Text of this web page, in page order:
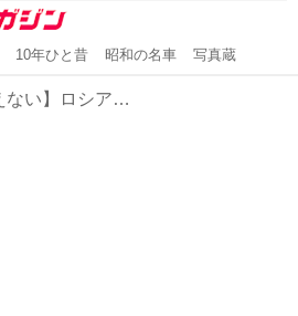
10年ひと昔 昭和の名車 写真蔵
【日本で買えない】ロシアの生きた化石、ラーダ・ニーヴァに日本で遭遇！ 70年代のデザインが今もそのまま